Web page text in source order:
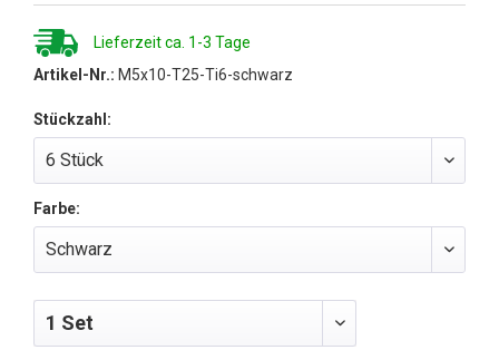
Lieferzeit ca. 1-3 Tage
Artikel-Nr.: M5x10-T25-Ti6-schwarz
Stückzahl:
Farbe: